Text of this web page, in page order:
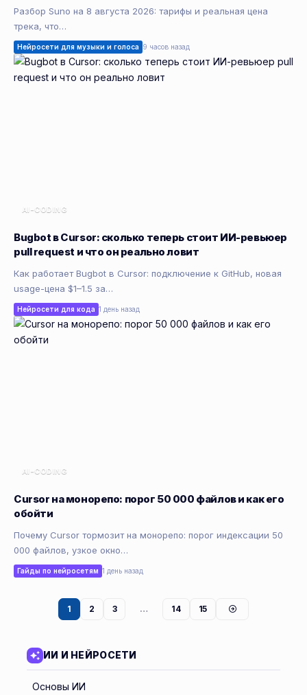
Разбор Suno на 8 августа 2026: тарифы и реальная цена
трека, что…
Нейросети для музыки и голоса 9 часов назад
AI-CODING
Bugbot в Cursor: сколько теперь стоит ИИ-ревьюер
pull request и что он реально ловит
Как работает Bugbot в Cursor: подключение к GitHub, новая
usage-цена $1–1.5 за…
Нейросети для кода 1 день назад
AI-CODING
Cursor на монорепо: порог 50 000 файлов и как его
обойти
Почему Cursor тормозит на монорепо: порог индексации 50
000 файлов, узкое окно…
Гайды по нейросетям 1 день назад
1 2 3 … 14 15
ИИ И НЕЙРОСЕТИ
Основы ИИ